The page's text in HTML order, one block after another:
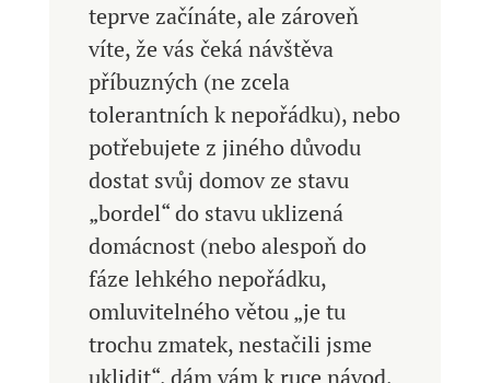
teprve začínáte, ale zároveň
víte, že vás čeká návštěva
příbuzných (ne zcela
tolerantních k nepořádku), nebo
potřebujete z jiného důvodu
dostat svůj domov ze stavu
„bordel“ do stavu uklizená
domácnost (nebo alespoň do
fáze lehkého nepořádku,
omluvitelného větou „je tu
trochu zmatek, nestačili jsme
uklidit“, dám vám k ruce návod,